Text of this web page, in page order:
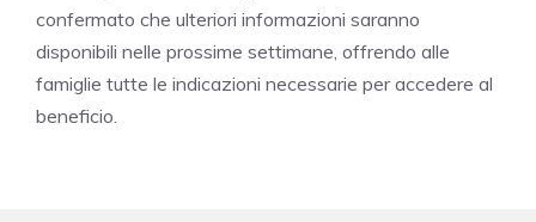
confermato che ulteriori informazioni saranno
disponibili nelle prossime settimane, offrendo alle
famiglie tutte le indicazioni necessarie per accedere al
beneficio.